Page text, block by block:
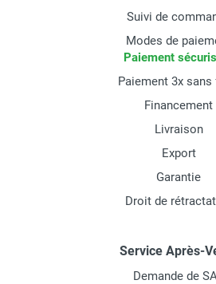
Suivi de
Modes de
Paiement
Paiement 3x sans
Financement
Livraison
Export
Garantie
Droit de
Service Après-
Demande de